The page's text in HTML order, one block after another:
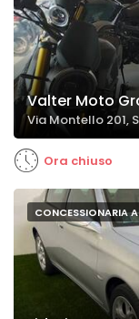
Valter Moto
Via Montello 201,
Ora chiuso
CONCESSIONARIA